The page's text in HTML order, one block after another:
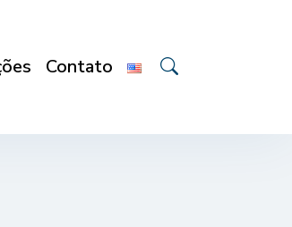
Contato